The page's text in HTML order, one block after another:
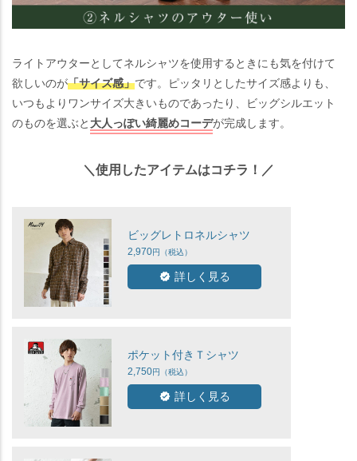
ライトアウターとしてネルシャツを使用するときにも気を付けて
欲しいのが「サイズ感」です。ピッタリとしたサイズ感よりも、
いつもよりワンサイズ大きいものであったり、ビッグシルエット
のものを選ぶと 大人っぽい綺麗めコーデが完成します。
＼使用したアイテムはコチラ！／
ビッグレトロネルシャツ
2,970
詳しく見る
ポケット付きＴシャツ
2,750
詳しく見る